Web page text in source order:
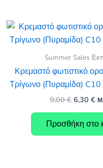
Summer Sales
Κρεμαστό φωτιστικό
Τρίγωνο (Πυραμίδα)
9,00€ Original
was:
9,00 €.
6,30 €Η
Προσθήκη στο